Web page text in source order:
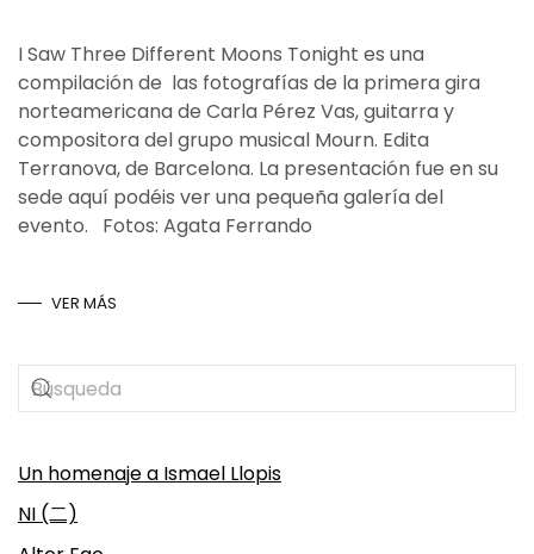
I Saw Three Different Moons Tonight es una
compilación de las fotografías de la primera gira
norteamericana de Carla Pérez Vas, guitarra y
compositora del grupo musical Mourn. Edita
Terranova, de Barcelona. La presentación fue en su
sede aquí podéis ver una pequeña galería del
evento. Fotos: Agata Ferrando
VER MÁS
Un homenaje a Ismael Llopis
NI (二)